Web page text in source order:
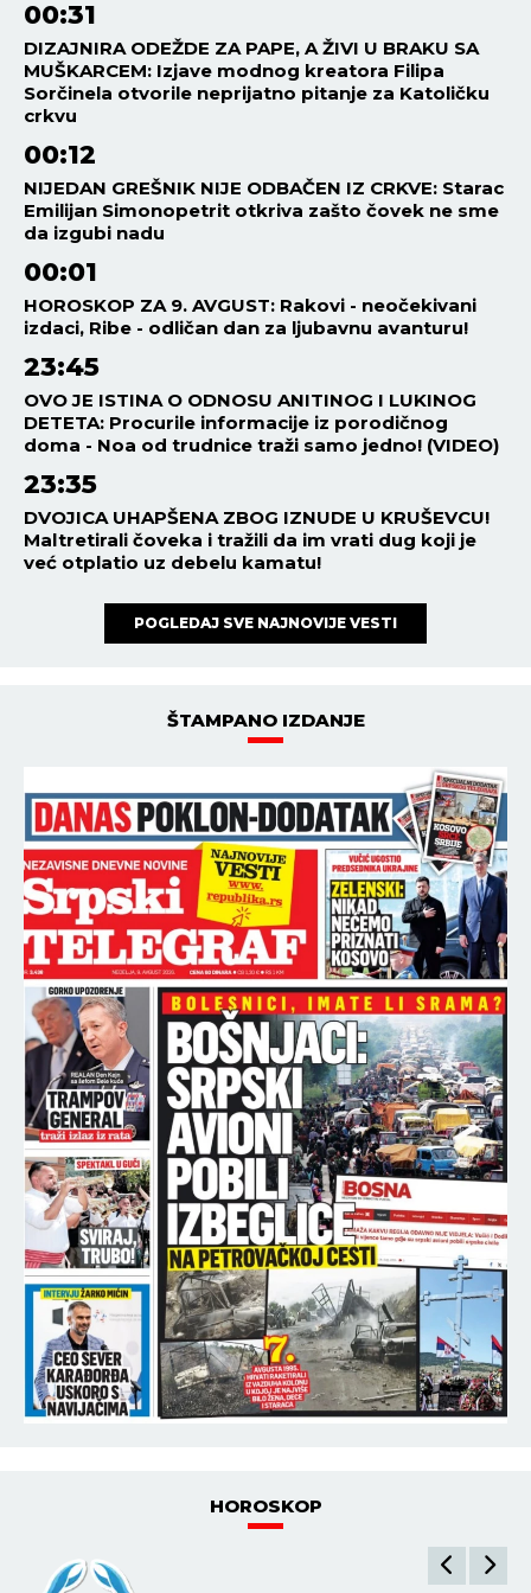
00:31
DIZAJNIRA ODEŽDE ZA PAPE, A ŽIVI U BRAKU SA
MUŠKARCEM: Izjave modnog kreatora Filipa
Sorčinela otvorile neprijatno pitanje za Katoličku
crkvu
00:12
NIJEDAN GREŠNIK NIJE ODBAČEN IZ CRKVE: Starac
Emilijan Simonopetrit otkriva zašto čovek ne sme
da izgubi nadu
00:01
HOROSKOP ZA 9. AVGUST: Rakovi - neočekivani
izdaci, Ribe - odličan dan za ljubavnu avanturu!
23:45
OVO JE ISTINA O ODNOSU ANITINOG I LUKINOG
DETETA: Procurile informacije iz porodičnog
doma - Noa od trudnice traži samo jedno! (VIDEO)
23:35
DVOJICA UHAPŠENA ZBOG IZNUDE U KRUŠEVCU!
Maltretirali čoveka i tražili da im vrati dug koji je
već otplatio uz debelu kamatu!
POGLEDAJ SVE NAJNOVIJE VESTI
ŠTAMPANO IZDANJE
HOROSKOP